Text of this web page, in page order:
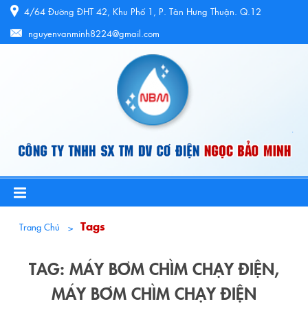
4/64 Đường ĐHT 42, Khu Phố 1, P. Tân Hưng Thuận. Q.12
nguyenvanminh8224@gmail.com
Trang Chủ Tags
TAG: MÁY BƠM CHÌM CHẠY ĐIỆN,
MÁY BƠM CHÌM CHẠY ĐIỆN